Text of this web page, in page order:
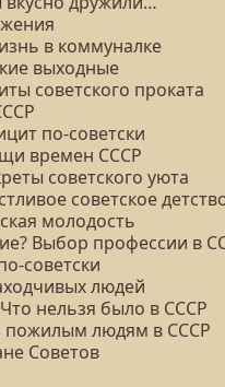
в коммуналке
выходные
советского проката
по-советски
времен СССР
советского уюта
советское
молодость
Выбор профессии в
советски
людей
нельзя было в СССР
пожилым людям в СССР
Советов